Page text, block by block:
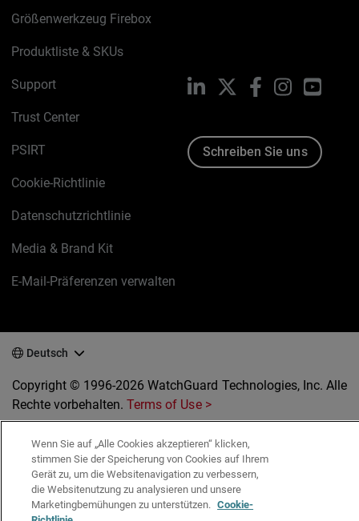
Größenwerkzeug Firebox
Produktliste & SKUs
Support
Trust Center
PSIRT
Cookie-Richtlinie
Datenschutzrichtlinie
Media & Brand Kit
E-Mail-Präferenzen verwalten
LinkedIn FacebookInstagram
Schreiben Sie uns
Deutsch
Copyright © 1996-2026 WatchGuard Technologies, Inc. Alle
Rechte vorbehalten.Terms of Use >
Wenn Sie auf „Alle Cookies akzeptieren“ klicken,
stimmen Sie der Speicherung von Cookies auf Ihrem
Gerät zu, um die Websitenavigation zu verbessern,
die Websitenutzung zu analysieren und unsere
Marketingbemühungen zu unterstützen. Cookie-